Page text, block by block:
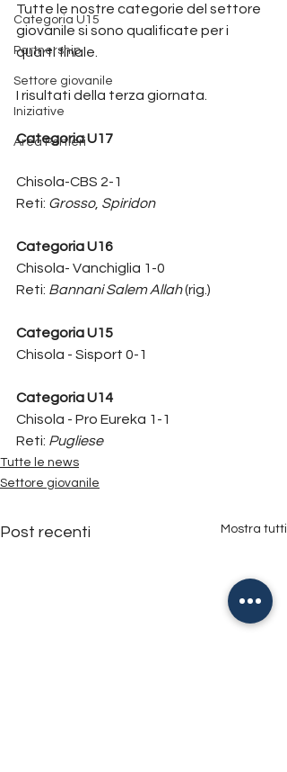
Categoria U15
Partnership
Settore giovanile
Iniziative
Area Portieri
Tutte le nostre categorie del settore
giovanile si sono qualificate per i
quarti finale.
I risultati della terza giornata.
Categoria U17
Chisola-CBS 2-1
Reti: Grosso, Spiridon
Categoria U16
Chisola- Vanchiglia 1-0
Reti: Bannani Salem Allah (rig.)
Categoria U15
Chisola - Sisport 0-1
Categoria U14
Chisola - Pro Eureka 1-1
Reti: Pugliese
Tutte le news
Settore giovanile
Post recenti Mostra tutti